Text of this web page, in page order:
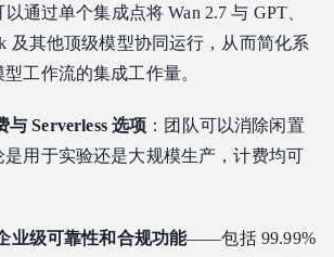
通过单个集成点将 Wan 2.7 与 GPT、
及其他顶级模型协同运行，从而简化系
工作流的集成工作量。
与 Serverless 选项 ：团队可以消除闲置
用于实验还是大规模生产，计费均可
业级可靠性和合规功能——包括 99.99%